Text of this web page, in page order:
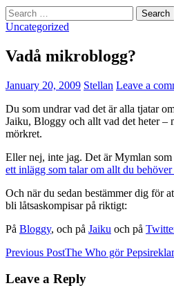
Search
for:
Uncategorized
Vadå mikroblogg?
January 20, 2009 Stellan Leave a
Du som undrar vad det är alla tjatar
Jaiku, Bloggy och allt vad det heter –
mörkret.
Eller nej, inte jag. Det är Mymlan
ett inlägg som talar om allt du behöver
Och när du sedan bestämmer dig för
bli låtsaskompisar på riktigt:
På Bloggy, och på Jaiku och på
Post
navigation
Previous PostThe Who gör
Leave a Reply